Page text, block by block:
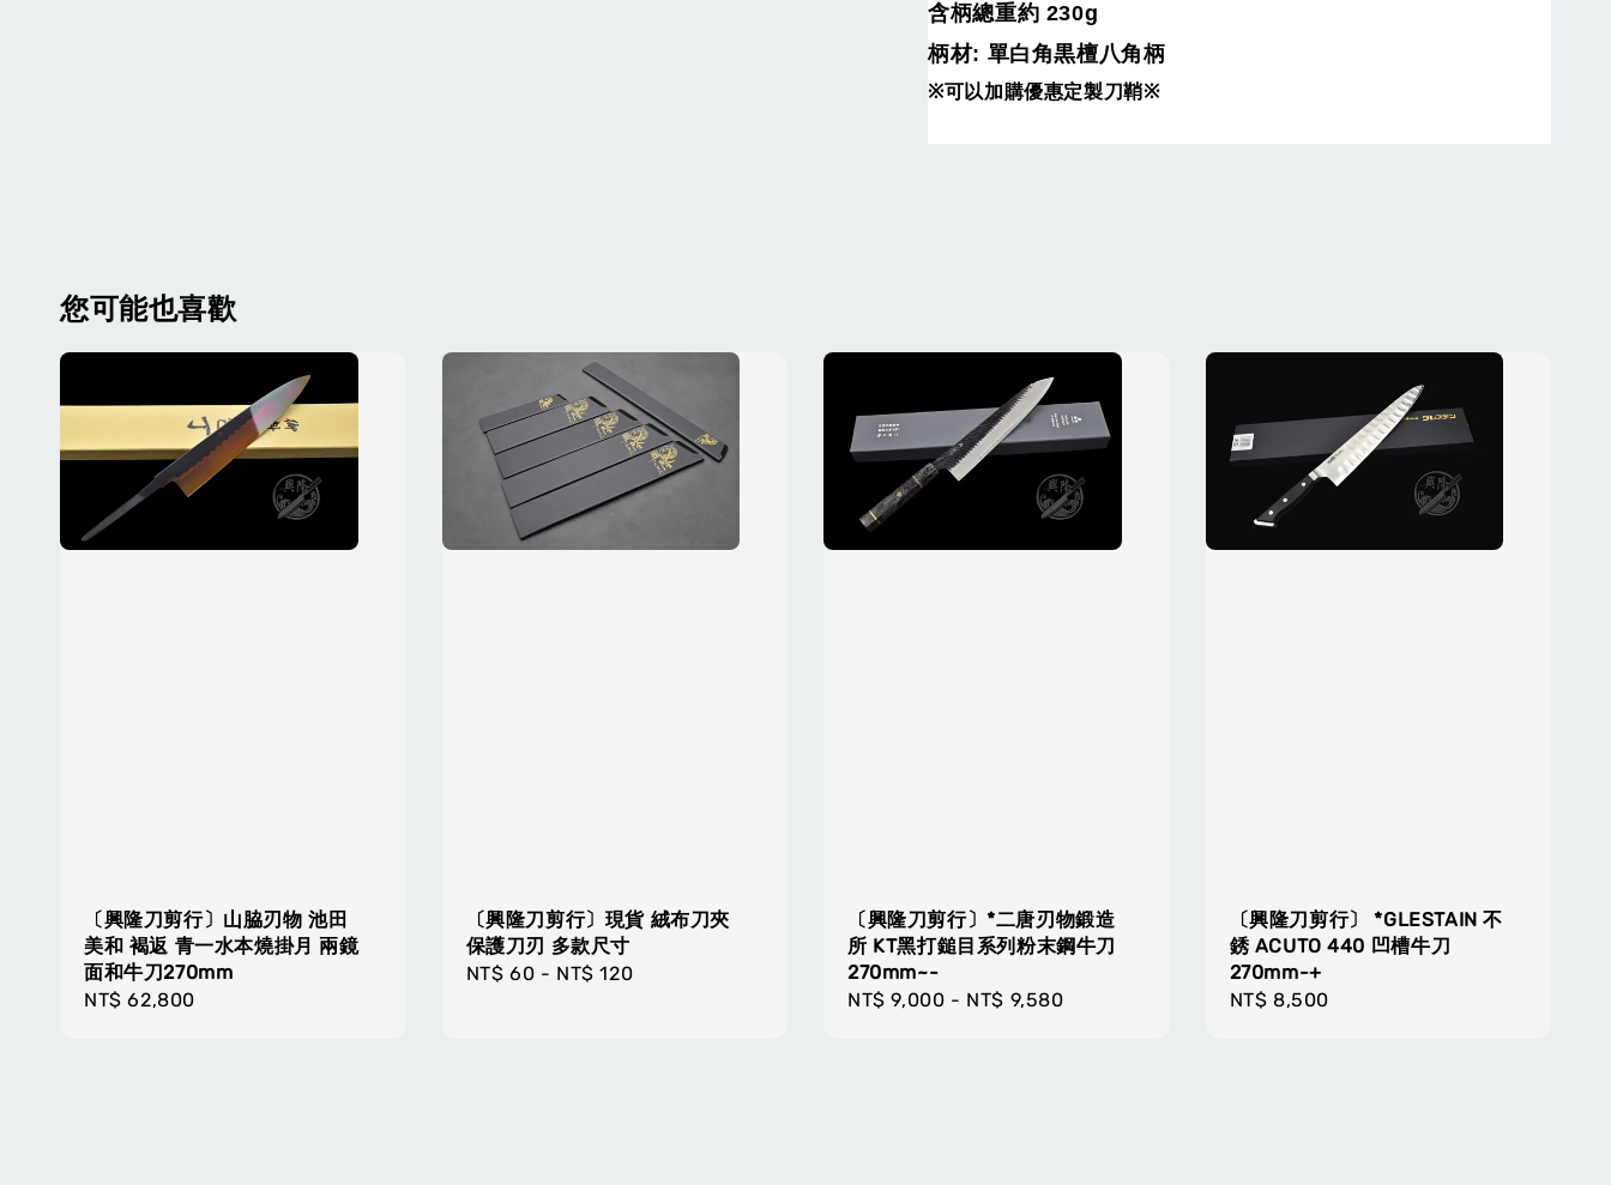
含柄總重約 230g
柄材: 單白角黒檀八角柄
※可以加購優惠定製刀鞘※
您可能也喜歡
〔興隆刀剪行〕山脇刃物 池田
美和 褐返 青一水本燒掛月 兩鏡
面和牛刀270mm
Regular
NT$ 62,800
〔興隆刀剪行〕現貨 絨布刀夾
保護刀刃 多款尺寸
Regular
NT$ 60 - NT$ 120
〔興隆刀剪行〕*二唐刃物鍛造
所 KT黑打鎚目系列粉末鋼牛刀
270mm~-
Regular
NT$ 9,000 - NT$ 9,580
〔興隆刀剪行〕 *GLESTAIN 不
銹 ACUTO 440 凹槽牛刀
270mm-+
Regular
NT$ 8,500